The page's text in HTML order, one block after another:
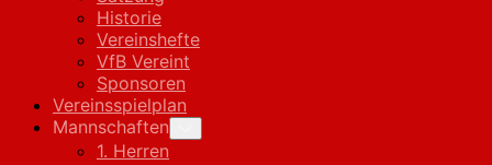
Historie
Vereinshefte
VfB Vereint
Sponsoren
Vereinsspielplan
Mannschaften
Child
1. Herren